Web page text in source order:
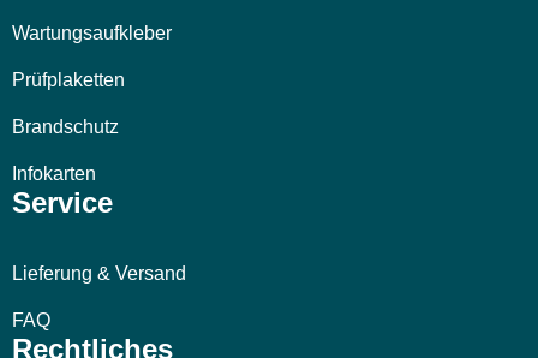
Wartungsaufkleber
Prüfplaketten
Brandschutz
Infokarten
Service
Lieferung & Versand
FAQ
Rechtliches